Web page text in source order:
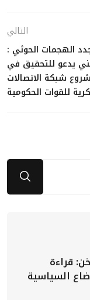
التالي
الهجمات الحوثي :
يدعو للتحقيق في
شبكة الاتصالات
للقوات الحكومية
قراءة
السياسية